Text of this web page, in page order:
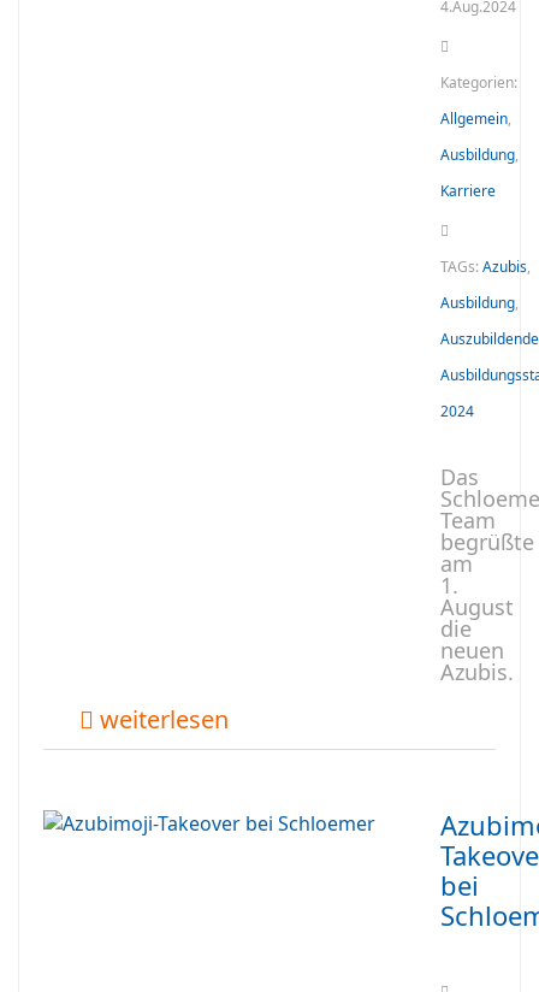
4.Aug.2024
Kategorien:
Allgemein,
Ausbildung,
Karriere
TAGs:Azubis,
Ausbildung,
Auszubildende
2024
Das
Team
begrüßte
am
1.
August
die
neuen
Azubis.
weiterlesen
bei